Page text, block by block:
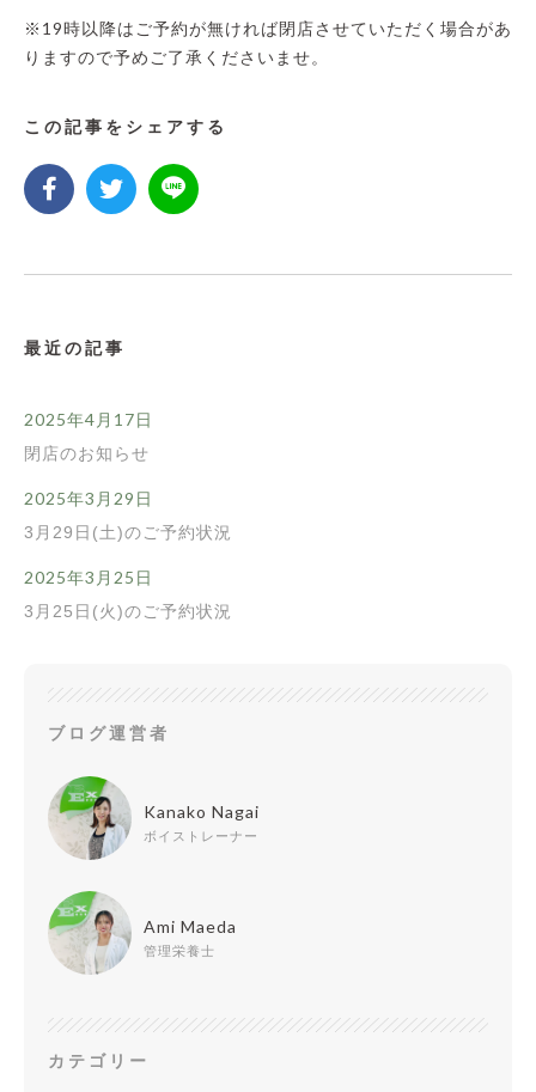
※19時以降はご予約が無ければ閉店させていただく場合があ
りますので予めご了承くださいませ。
この記事をシェアする
最近の記事
閉店のお知らせ
2025年4月17日
3月29日(土)のご予約状況
2025年3月29日
3月25日(火)のご予約状況
2025年3月25日
ブログ運営者
Kanako Nagai
ボイストレーナー
Ami Maeda
管理栄養士
カテゴリー